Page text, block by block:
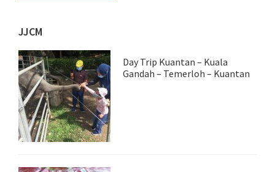
JJCM
Day Trip Kuantan – Kuala
Gandah – Temerloh – Kuantan